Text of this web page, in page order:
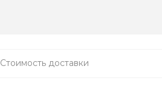
Стоимость доставки